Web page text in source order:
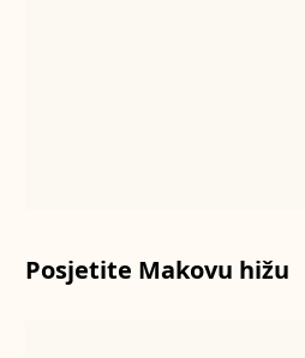
Posjetite Makovu hižu